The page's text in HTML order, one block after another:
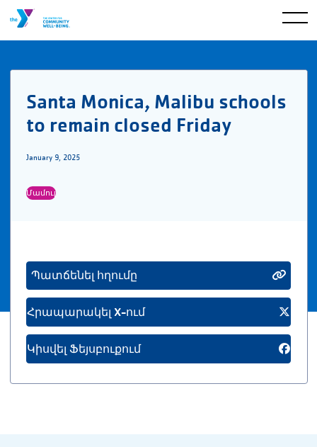
Santa Monica, Malibu schools
to remain closed Friday
January 9, 2025
Մամուլ
Պատճենել հղումը
Հրապարակել X-ում
Կիսվել Ֆեյսբուքում